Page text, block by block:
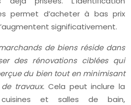
permet d’acheter à bas prix
significativement.
de biens réside dans
des rénovations ciblées qui
du bien tout en minimisant
travaux. Cela peut inclure la
cuisines et salles de bain,